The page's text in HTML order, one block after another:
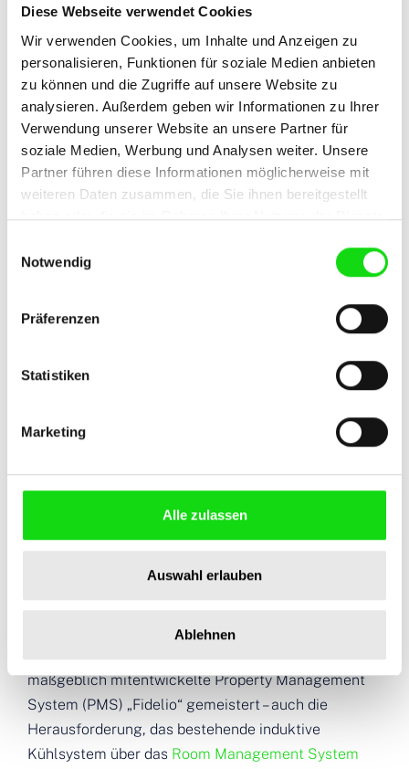
Diese Webseite verwendet Cookies
Wir verwenden Cookies, um Inhalte und Anzeigen zu
personalisieren, Funktionen für soziale Medien anbieten
zu können und die Zugriffe auf unsere Website zu
analysieren. Außerdem geben wir Informationen zu Ihrer
Verwendung unserer Website an unsere Partner für
soziale Medien, Werbung und Analysen weiter. Unsere
Partner führen diese Informationen möglicherweise mit
weiteren Daten zusammen, die Sie ihnen bereitgestellt
haben oder die sie im Rahmen Ihrer Nutzung der Dienste
Notwendig
Präferenzen
Statistiken
Marketing
Alle zulassen
Auswahl erlauben
Ablehnen
Unterkunft mit intuitiv bedienbaren Komponenten
zur Zutrittskontrolle und Raumsteuerung aus, die
zugleich luxuriöse Akzente setzen. Acht Jahre
später erfolgt die Erweiterung der Systeme auf das
benachbarte „Retreat“. Insgesamt sind dabei neben
den Gastzimmern auch die diversen Eingänge, die
Tiefgaragen- und Parkplatzzufahrten sowie der
Back-of-House-Bereich auszustatten.
Wer aufhört, besser zu werden, hat
Leitsatz vereint uns mit Kunden wie
partnerschaftlich immer wieder
Detlef Borowski, Area Manager South bei
MESSERSCHMITT Systems
Lösung: Raummanagement
Durch Realisierung entsprechender Schnittstellen
Anbindung an das vom General Manager Dietmar
maßgeblich mitentwickelte Property Management
System (PMS) „Fidelio“ gemeistert – auch die
Herausforderung, das bestehende induktive
Kühlsystem über das Room Management System